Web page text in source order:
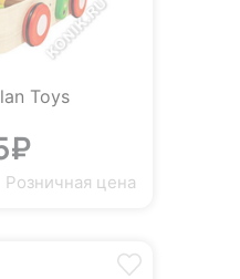
Toys
Розничная цена